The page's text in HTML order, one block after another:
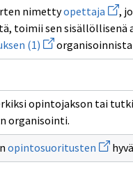
nimettyopettaja Avaa
uuden
sivulle
,
toimii sen sisällöllisenä
(1) Avaa
uuden
ikkunan
(1)
organisoinnista
opintojakson tai
organisointi.
opintosuoritusten Avaa
uuden
ikkunan